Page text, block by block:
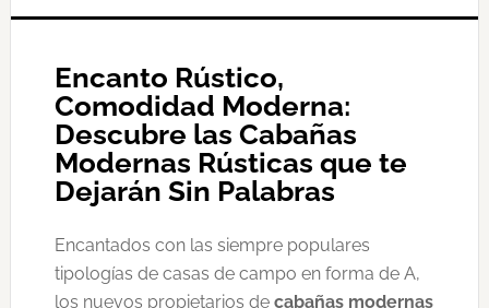
Encanto Rústico,
Comodidad Moderna:
Descubre las Cabañas
Modernas Rústicas que te
Dejarán Sin Palabras
Encantados con las siempre populares
tipologías de casas de campo en forma de A,
los nuevos propietarios de cabañas modernas